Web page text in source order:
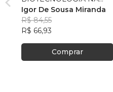
AMAZÔNIA +100 IDEIAS
PARA PESQUISA E
EDUCAÇÃO
Igor De Sousa Miranda
R$ 84,55
R$ 66,93
Comprar